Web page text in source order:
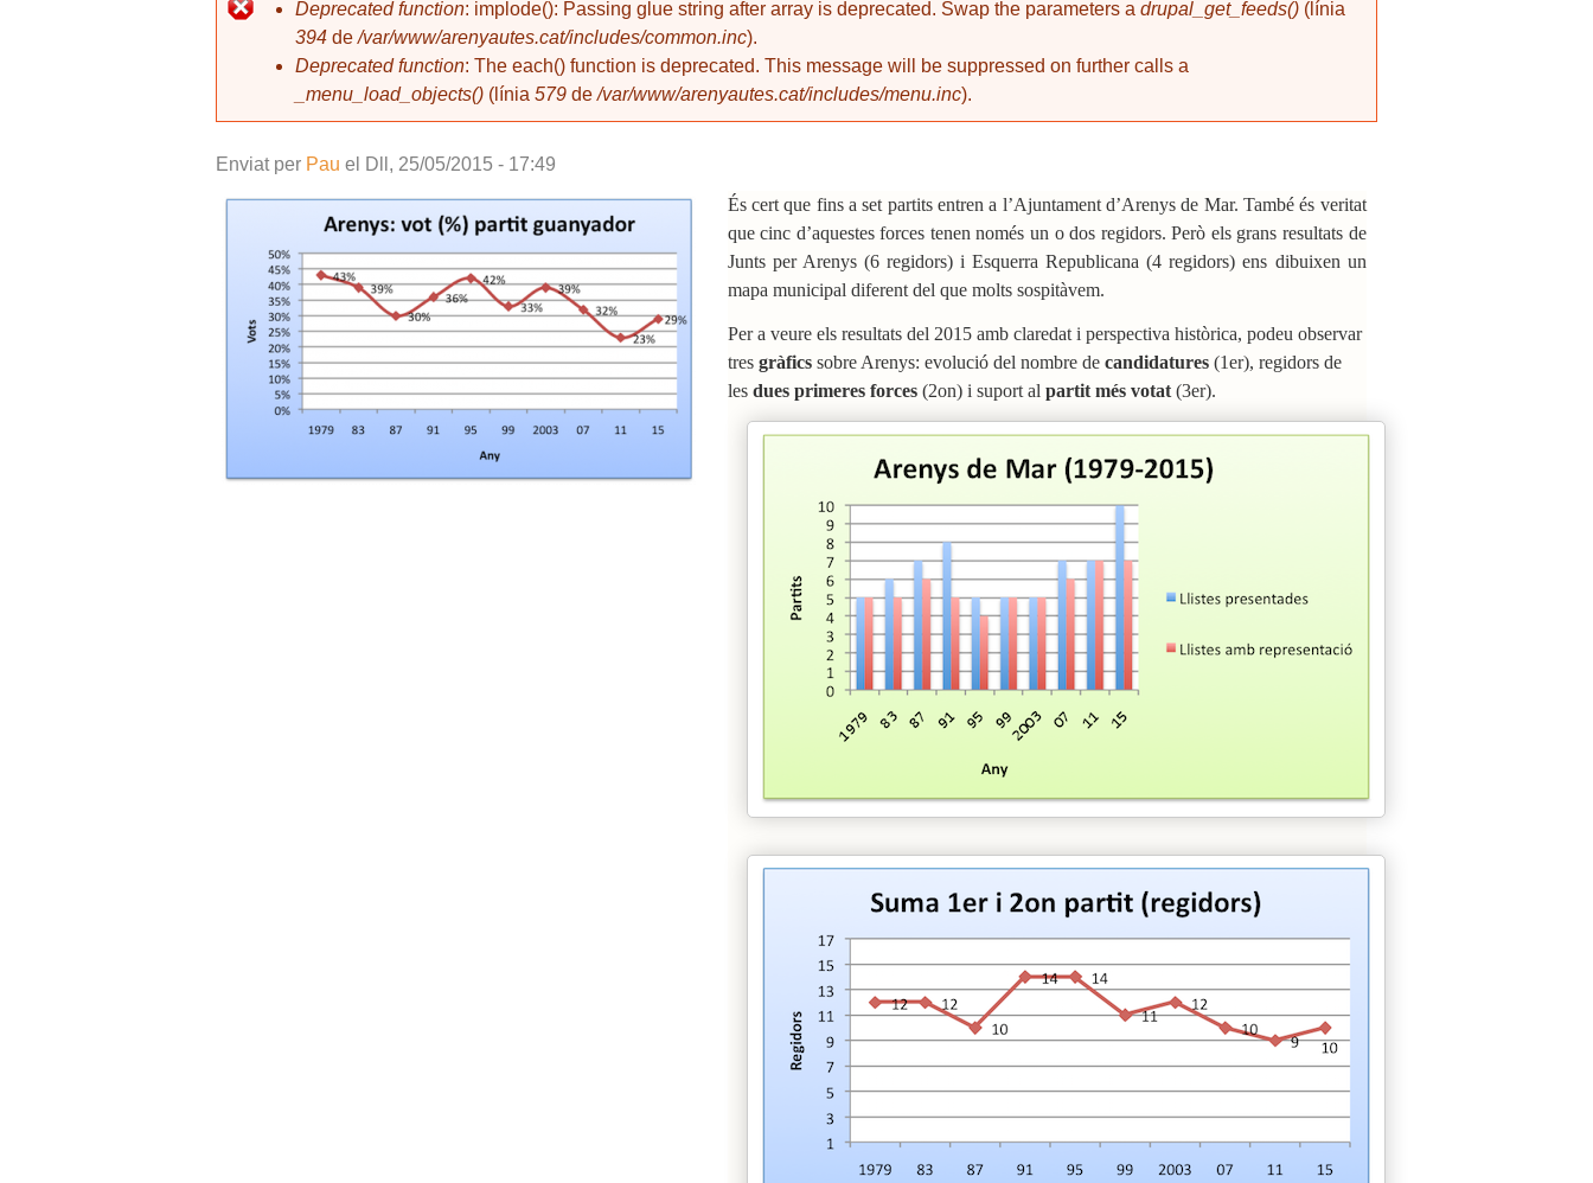
Missatge d'error
Deprecated function: implode(): Passing glue string after array is deprecated. Swap the parameters a drupal_get_feeds() (línia
394 de/var/www/arenyautes.cat/includes/common.inc).
Deprecated function: The each() function is deprecated. This message will be suppressed on further calls a
_menu_load_objects() (línia 579 de/var/www/arenyautes.cat/includes/menu.inc).
Enviat per Pau el Dll, 25/05/2015 - 17:49
6 Arenys 3.png
És cert que fins a set partits entren a l’Ajuntament d’Arenys de Mar. També és veritat
que cinc d’aquestes forces tenen només un o dos regidors. Però els grans resultats de
Junts per Arenys (6 regidors) i Esquerra Republicana (4 regidors) ens dibuixen un
mapa municipal diferent del que molts sospitàvem.
Per a veure els resultats del 2015 amb claredat i perspectiva històrica, podeu observar
tres gràficssobre Arenys: evolució del nombre de candidatures(1er), regidors de
les dues primeres forces(2on) i suport al partit més votat(3er).